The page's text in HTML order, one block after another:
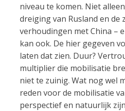
niveau te komen. Niet
dreiging van Rusland en de
verhoudingen met China –
kan ook. De hier gegeven
laten dat zien. Duur?
multiplier die mobilisatie
niet te zuinig. Wat nog wel
reden voor de mobilisatie
perspectief en natuurlijk